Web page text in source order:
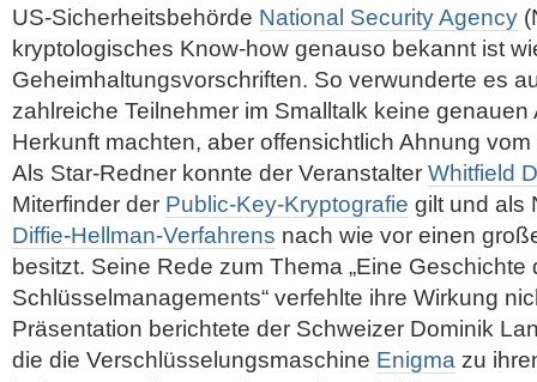
US-Sicherheitsbehörde National Security Agency
kryptologisches Know-how genauso bekannt ist
Geheimhaltungsvorschriften. So verwunderte es
zahlreiche Teilnehmer im Smalltalk keine
Herkunft machten, aber offensichtlich Ahnung
Als Star-Redner konnte der Veranstalter Whitfield
Miterfinder der Public-Key-Kryptografie gilt und als
Diffie-Hellman-Verfahrens nach wie vor einen
besitzt. Seine Rede zum Thema „Eine Geschichte
Schlüsselmanagements“ verfehlte ihre Wirkung
Präsentation berichtete der Schweizer Dominik
die die Verschlüsselungsmaschine Enigma zu